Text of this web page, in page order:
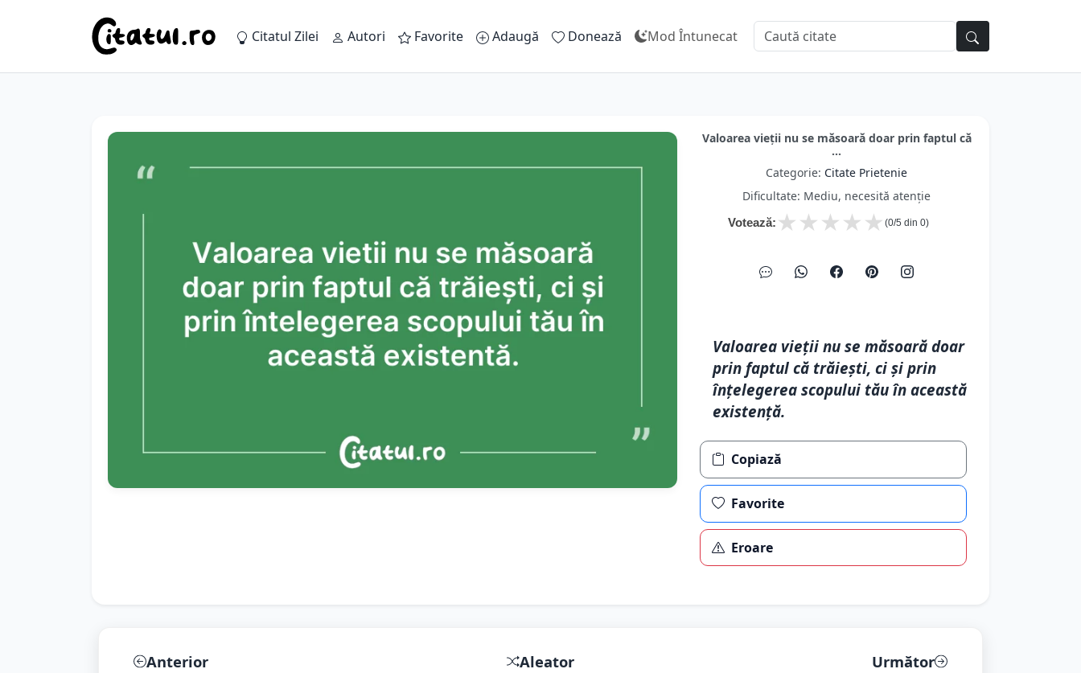
Citatul Zilei Autori Favorite Adaugă Donează Mod Întunecat
Valoarea vieții nu se măsoară doar prin faptul că
...
Categorie: Citate Prietenie
Dificultate: Mediu, necesită atenție
Votează: ★
★
★
★
★ (0/5 din 0)
Valoarea vieții nu se măsoară doar
prin faptul că trăiești, ci și prin
înțelegerea scopului tău în această
existență.
Copiază
Favorite
Eroare
Anterior Aleator Următor